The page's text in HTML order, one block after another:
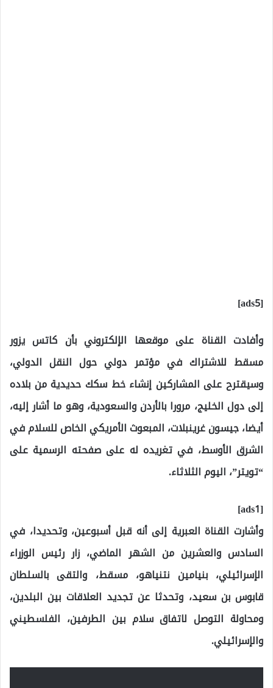
[ads5]
وأفادت القناة على موقعها الإلكتروني بأن كاتس يزور
مسقط للاشتراك في مؤتمر دولي حول النقل الدولي،
وسيقترح على المشاركين إنشاء خط سكك حديدية من بلاده
إلى دول الخليج، مرورا بالأردن والسعودية، وهو ما أشار إليه،
أيضا، جيسون غرينبلات، المبعوث الأمريكي الخاص للسلام في
الشرق الأوسط، في تغريده له على صفحته الرسمية على
“تويتر”، اليوم الثلاثاء.
[ads1]
وأشارت القناة العبرية إلى أنه قبل أسبوعين، وتحديدا، في
السادس والعشرين من الشهر الماضي، زار رئيس الوزراء
الإسرائيلي، بنيامين نتنياهو، مسقط، والتقى بالسلطان
قابوس بن سعيد، وتحدثا عن تجديد العلاقات بين البلدين،
ومحاولة التوصل لاتفاق سلام بين الطرفين، الفلسطيني
والإسرائيلي.